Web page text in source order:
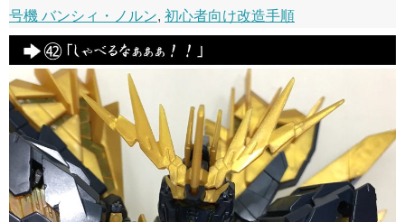
号機 バンシィ・ノルン, 初心者向け改造手順